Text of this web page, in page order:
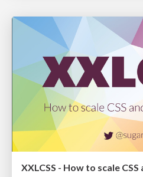
XXLCSS - How to scale